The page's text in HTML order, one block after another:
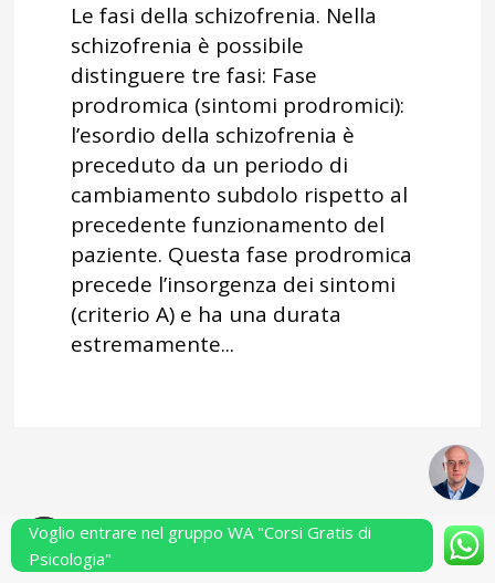
Le fasi della schizofrenia. Nella
schizofrenia è possibile
distinguere tre fasi: Fase
prodromica (sintomi prodromici):
l’esordio della schizofrenia è
preceduto da un periodo di
cambiamento subdolo rispetto al
precedente funzionamento del
paziente. Questa fase prodromica
precede l’insorgenza dei sintomi
(criterio A) e ha una durata
estremamente...
Powered by Performarsi S.a.s.
Voglio entrare nel gruppo WA "Corsi Gratis di
Psicologia"